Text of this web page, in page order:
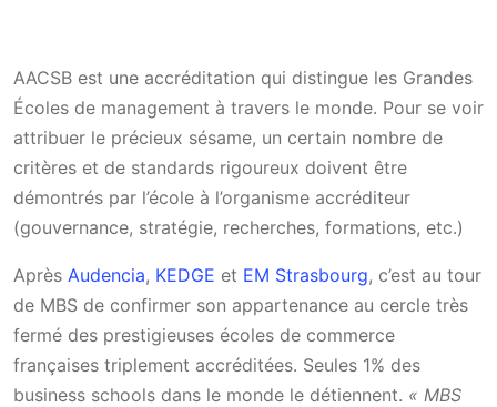
AACSB est une accréditation qui distingue les Grandes
Écoles de management à travers le monde. Pour se voir
attribuer le précieux sésame, un certain nombre de
critères et de standards rigoureux doivent être
démontrés par l’école à l’organisme accréditeur
(gouvernance, stratégie, recherches, formations, etc.)
Après Audencia, KEDGE et EM Strasbourg, c’est au tour
de MBS de confirmer son appartenance au cercle très
fermé des prestigieuses écoles de commerce
françaises triplement accréditées. Seules 1% des
business schools dans le monde le détiennent. « MBS